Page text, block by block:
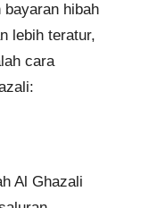
hibah
lebih teratur,
cara
Al Ghazali